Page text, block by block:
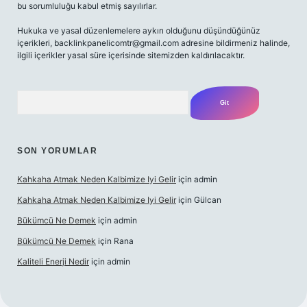
bu sorumluluğu kabul etmiş sayılırlar.
Hukuka ve yasal düzenlemelere aykırı olduğunu düşündüğünüz
içerikleri, backlinkpanelicomtr@gmail.com adresine bildirmeniz halinde,
ilgili içerikler yasal süre içerisinde sitemizden kaldırılacaktır.
SON YORUMLAR
Kahkaha Atmak Neden Kalbimize Iyi Gelir için admin
Kahkaha Atmak Neden Kalbimize Iyi Gelir için Gülcan
Bükümcü Ne Demek için admin
Bükümcü Ne Demek için Rana
Kaliteli Enerji Nedir için admin